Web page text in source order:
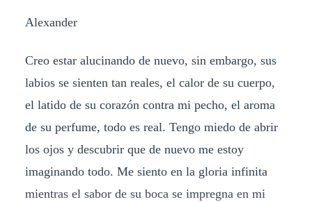
Alexander
Creo estar alucinando de nuevo, sin embargo, sus
labios se sienten tan reales, el calor de su cuerpo,
el latido de su corazón contra mi pecho, el aroma
de su perfume, todo es real. Tengo miedo de abrir
los ojos y descubrir que de nuevo me estoy
imaginando todo. Me siento en la gloria infinita
mientras el sabor de su boca se impregna en mi